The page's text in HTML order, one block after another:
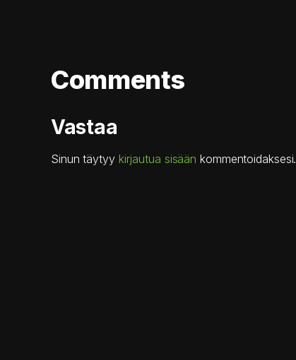
Comments
Vastaa
Sinun täytyy kirjautua sisään kommentoidaksesi.